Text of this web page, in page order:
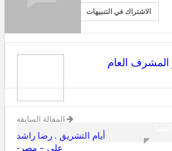
الاشتراك في التنبيهات
المشرف العام
المقالة السابقة
أيام التشريق . رضا راشد
علي – مصر-